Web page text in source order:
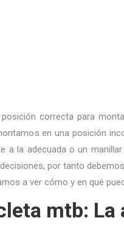
correcta para
en una posición
a la adecuada o un
por tanto
a ver cómo y en qué
mtb: